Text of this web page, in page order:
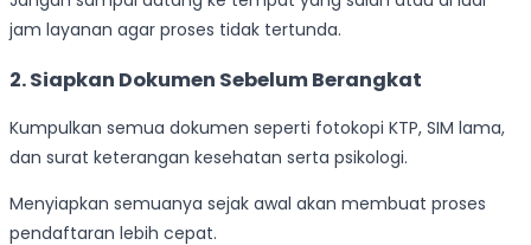
jam layanan agar proses tidak tertunda.
2. Siapkan Dokumen Sebelum Berangkat
Kumpulkan semua dokumen seperti fotokopi KTP, SIM lama,
dan surat keterangan kesehatan serta psikologi.
Menyiapkan semuanya sejak awal akan membuat proses
pendaftaran lebih cepat.